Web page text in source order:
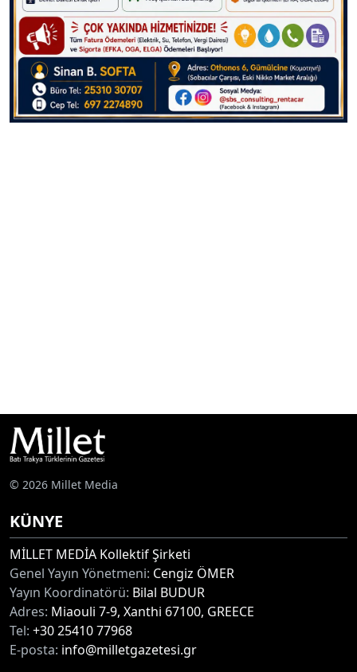
© 2026 Millet Media
KÜNYE
MİLLET MEDİA Kollektif Şirketi
Genel Yayın Yönetmeni: Cengiz ÖMER
Yayın Koordinatörü: Bilal BUDUR
Adres: Miaouli 7-9, Xanthi 67100, GREECE
Tel: +30 25410 77968
E-posta: info@milletgazetesi.gr